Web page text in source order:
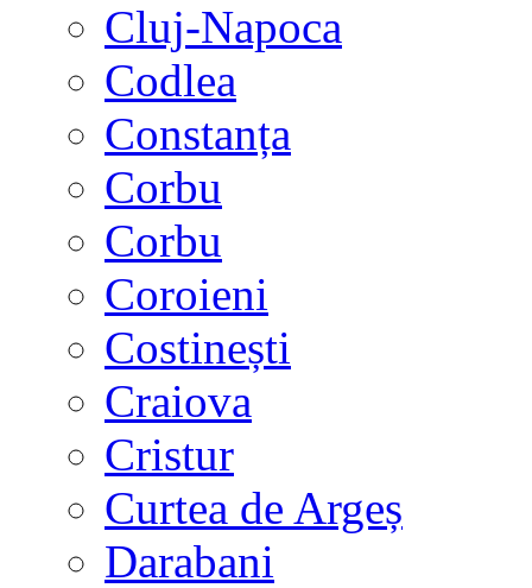
Cluj-Napoca
Codlea
Constanța
Corbu
Corbu
Coroieni
Costinești
Craiova
Cristur
Curtea de Argeș
Darabani